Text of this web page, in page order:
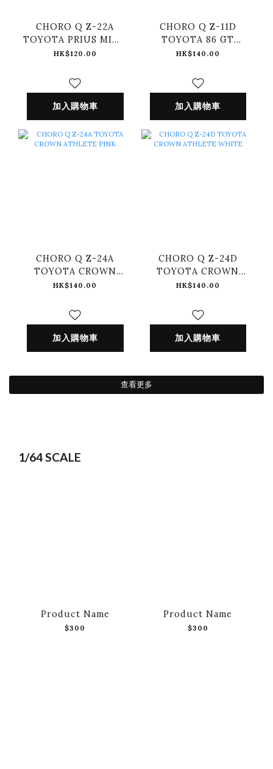
CHORO Q Z-22A
TOYOTA PRIUS MINT
GREEN
HK$120.00
加入購物車
CHORO Q Z-11D
TOYOTA 86 GT
ORANGE
HK$140.00
加入購物車
CHORO Q Z-24A
TOYOTA CROWN
ATHLETE PINK
HK$140.00
加入購物車
CHORO Q Z-24D
TOYOTA CROWN
ATHLETE WHITE
HK$140.00
加入購物車
查看更多
1/64 SCALE
Product Name
$300
Product Name
$300